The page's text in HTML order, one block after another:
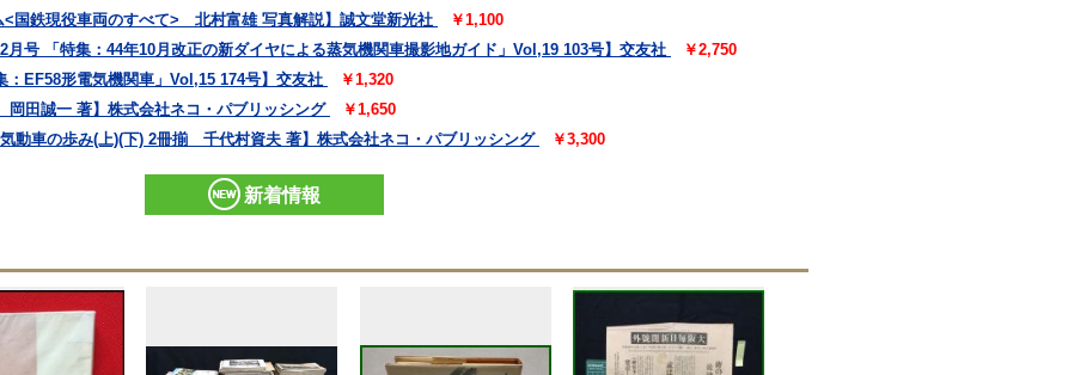
国鉄現役車両のすべて> 北村富雄 写真解説】誠文堂新光社
￥1,100
号 「特集：44年10月改正の新ダイヤによる蒸気機関車撮影地ガイド」Vol,19 103号】交友社
￥2,750
EF58形電気機関車」Vol,15 174号】交友社
￥1,320
田誠一 著】株式会社ネコ・パブリッシング
￥1,650
動車の歩み(上)(下) 2冊揃 千代村資夫 著】株式会社ネコ・パブリッシング
￥3,300
新着情報